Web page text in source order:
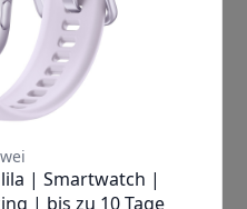
durch die
Fit 5 begleitet
Du kannst
und
einfach über
und